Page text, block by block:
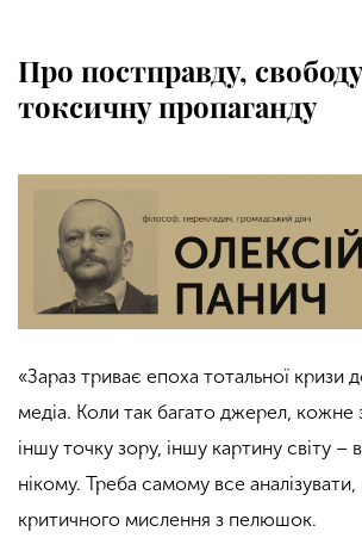
Про постправду,
токсичну пропаганду
«Зараз триває епоха тотальної кризи
медіа. Коли так багато джерел, кожне
іншу точку зору, іншу картину світу –
нікому. Треба самому все аналізувати,
критичного мислення з пелюшок.